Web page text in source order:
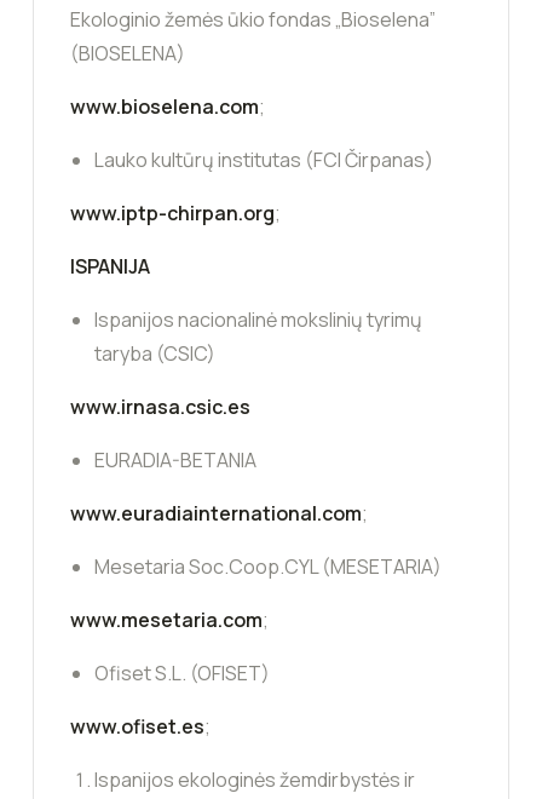
Ekologinio žemės ūkio fondas „Bioselena”
(BIOSELENA)
www.bioselena.com;
Lauko kultūrų institutas (FCI Čirpanas)
www.iptp-chirpan.org;
ISPANIJA
Ispanijos nacionalinė mokslinių tyrimų
taryba (CSIC)
www.irnasa.csic.es
EURADIA-BETANIA
www.euradiainternational.com;
Mesetaria Soc.Coop.CYL (MESETARIA)
www.mesetaria.com;
Ofiset S.L. (OFISET)
www.ofiset.es;
Ispanijos ekologinės žemdirbystės ir